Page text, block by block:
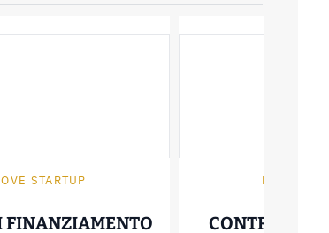
STARTUP
FINANZIAMENTO
NUOVE
CONTRATTO